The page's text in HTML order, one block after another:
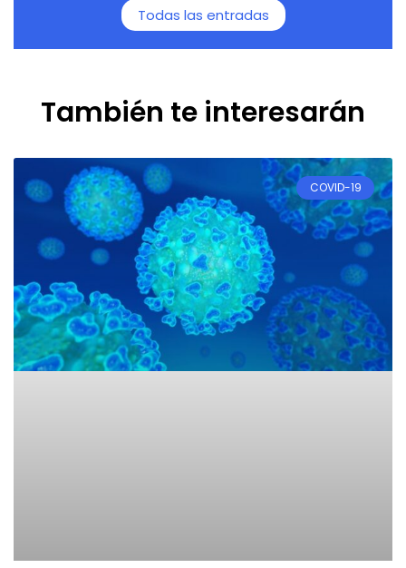
Todas las entradas
También te interesarán
COVID-19